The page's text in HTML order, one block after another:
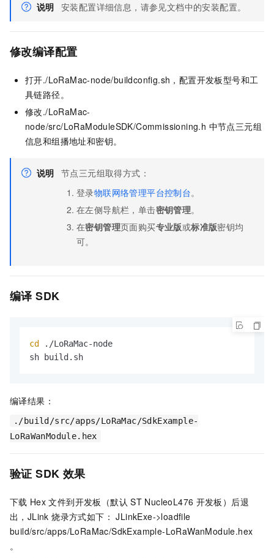
说明 安装配置详细信息，请参见文档中的安装配置。
修改编译配置
打开./LoRaMac-node/buildconfig.sh ，配置开发板型号和工
具链路径。
修改./LoRaMac-
node/src/LoRaModuleSDK/Commissioning.h 中节点三元组
信息和组播地址和密钥。
说明 节点三元组取得方式：
登录物联网络管理平台控制台。
在左侧导航栏，单击密钥管理。
在密钥管理页面购买专业版或标准版密钥均
可。
编译 SDK
cd ./LoRaMac-node
sh build.sh
编译结果：
./build/src/apps/LoRaMac/SdkExample-
LoRaWanModule.hex
验证 SDK 效果
下载 Hex 文件到开发板（默认 ST NucleoL476 开发板）后退
出，JLink 烧录方式如下：JLinkExe->loadfile
build/src/apps/LoRaMac/SdkExample-LoRaWanModule.hex
。